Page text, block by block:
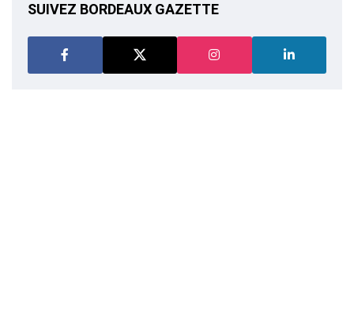
SUIVEZ BORDEAUX GAZETTE